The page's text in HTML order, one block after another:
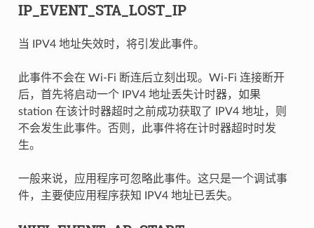
IP_EVENT_STA_LOST_IP
当 IPV4 地址失效时，将引发此事件。
此事件不会在 Wi-Fi 断连后立刻出现。Wi-Fi 连接断开
后，首先将启动一个 IPV4 地址丢失计时器，如果
station 在该计时器超时之前成功获取了 IPV4 地址，则
不会发生此事件。否则，此事件将在计时器超时时发
生。
一般来说，应用程序可忽略此事件。这只是一个调试事
件，主要使应用程序获知 IPV4 地址已丢失。